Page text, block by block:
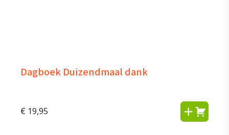
Dagboek Duizendmaal dank
€ 19,95